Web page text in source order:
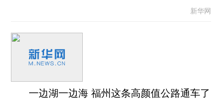
新华网
一边湖一边海 福州这条高颜值公路通车了